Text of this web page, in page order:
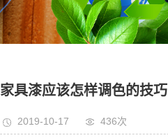
水性漆系列
家具漆应该怎样调色的技巧
2019-10-17 436次